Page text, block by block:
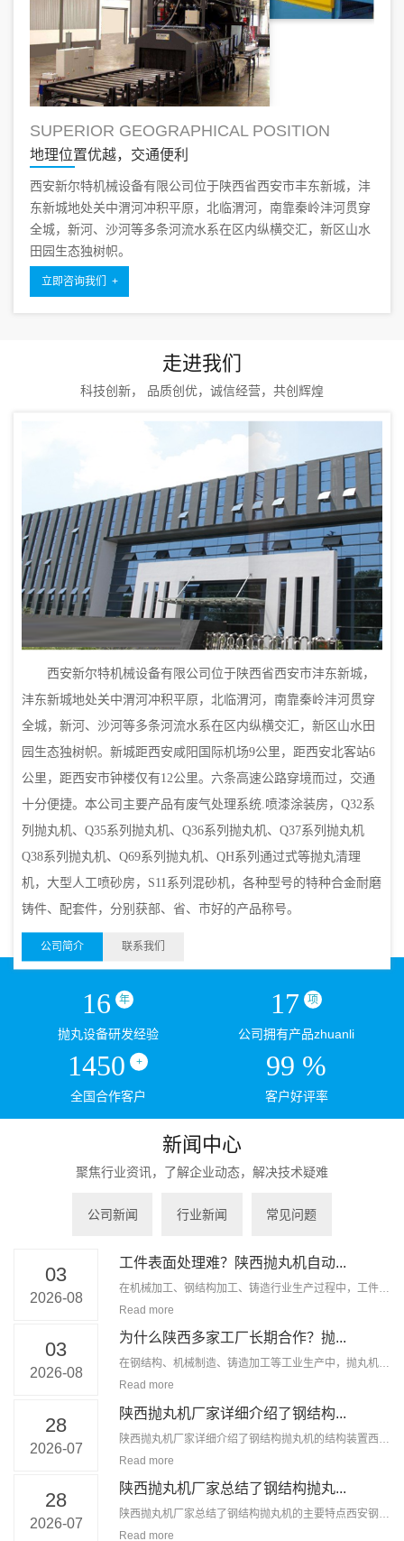
SUPERIOR GEOGRAPHICAL POSITION
地理位置优越，交通便利
西安新尔特机械设备有限公司位于陕西省西安市丰东新城，沣
东新城地处关中渭河冲积平原，北临渭河，南靠秦岭沣河贯穿
全城，新河、沙河等多条河流水系在区内纵横交汇，新区山水
田园生态独树帜。
立即咨询我们 +
走进我们
科技创新， 品质创优，诚信经营，共创辉煌
西安新尔特机械设备有限公司位于陕西省西安市沣东新城，
沣东新城地处关中渭河冲积平原，北临渭河，南靠秦岭沣河贯穿
全城，新河、沙河等多条河流水系在区内纵横交汇，新区山水田
园生态独树帜。新城距西安咸阳国际机场9公里，距西安北客站6
公里，距西安市钟楼仅有12公里。六条高速公路穿境而过，交通
十分便捷。本公司主要产品有废气处理系统.喷漆涂装房，Q32系
列抛丸机、Q35系列抛丸机、Q36系列抛丸机、Q37系列抛丸机
Q38系列抛丸机、Q69系列抛丸机、QH系列通过式等抛丸清理
机，大型人工喷砂房，S11系列混砂机，各种型号的特种合金耐磨
铸件、配套件，分别获部、省、市好的产品称号。
公司简介 联系我们
16年
抛丸设备研发经验
17项
公司拥有产品zhuanli
1450 +
全国合作客户
99 %
客户好评率
新闻中心
聚焦行业资讯，了解企业动态，解决技术疑难
公司新闻 行业新闻 常见问题
03
2026-08
工件表面处理难？陕西抛丸机自动...
在机械加工、钢结构加工、铸造行业生产过程中，工件表
面处理是至...
Read more
03
2026-08
为什么陕西多家工厂长期合作？抛...
在钢结构、机械制造、铸造加工等工业生产中，抛丸机是
工件表面除...
Read more
28
2026-07
陕西抛丸机厂家详细介绍了钢结构...
陕西抛丸机厂家详细介绍了钢结构抛丸机的结构装置西安
钢结构抛丸...
Read more
28
2026-07
陕西抛丸机厂家总结了钢结构抛丸...
陕西抛丸机厂家总结了钢结构抛丸机的主要特点西安钢结
构抛丸机是...
Read more